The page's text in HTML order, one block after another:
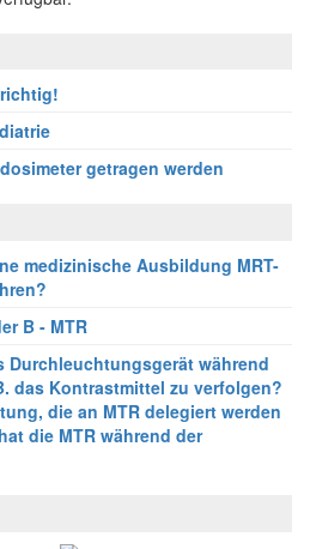
getragen werden
medizinische Ausbildung MRT-
B - MTR
Durchleuchtungsgerät während
das Kontrastmittel zu verfolgen?
die an MTR delegiert werden
die MTR während der